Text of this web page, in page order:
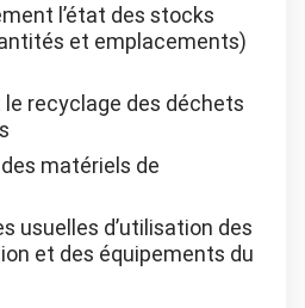
l’état des stocks
et emplacements)
recyclage des déchets
matériels de
usuelles d’utilisation des
et des équipements du